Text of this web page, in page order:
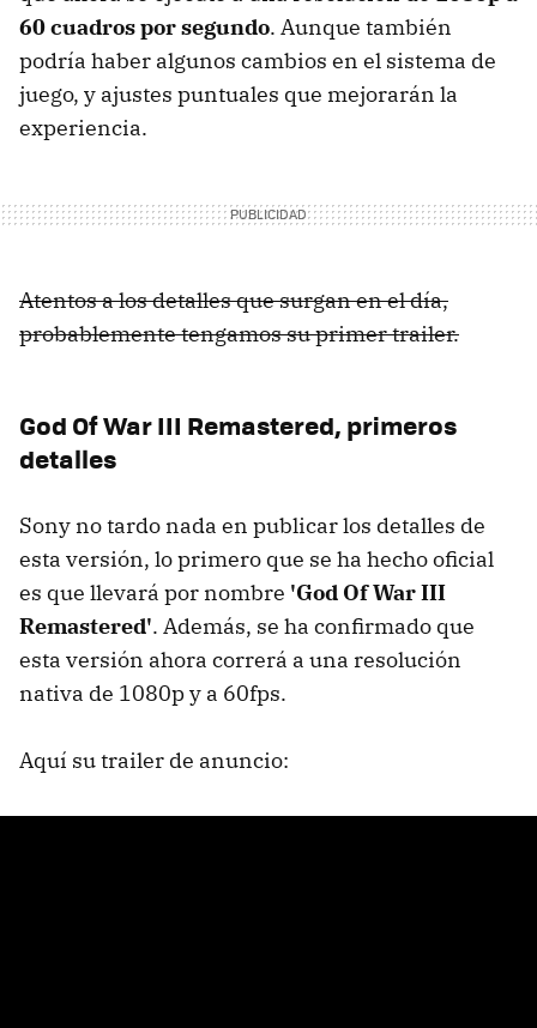
60 cuadros por segundo. Aunque también
podría haber algunos cambios en el sistema de
juego, y ajustes puntuales que mejorarán la
experiencia.
Atentos a los detalles que surgan en el día,
probablemente tengamos su primer trailer.
God Of War III Remastered, primeros
detalles
Sony no tardo nada en publicar los detalles de
esta versión, lo primero que se ha hecho oficial
es que llevará por nombre 'God Of War III
Remastered'. Además, se ha confirmado que
esta versión ahora correrá a una resolución
nativa de 1080p y a 60fps.
Aquí su trailer de anuncio: